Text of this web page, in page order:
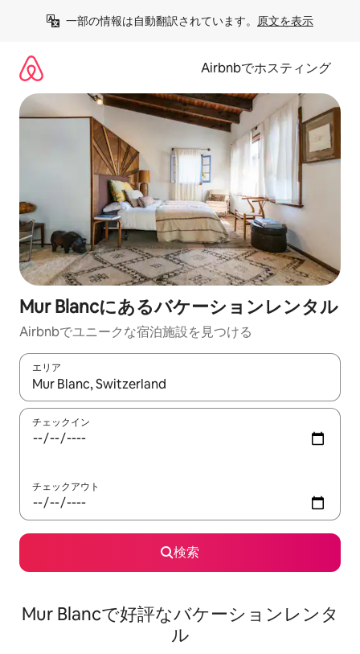
一部の情報は自動翻訳されています。 原文を表示
Airbnbでホスティング
Mur Blancにあるバケーションレンタル
Airbnbでユニークな宿泊施設を見つける
エリア
検索結果が表示されたら、上下の矢印キーを使って移動するか
チェックイン
チェックアウト
検索
Mur Blancで好評なバケーションレンタ
ル